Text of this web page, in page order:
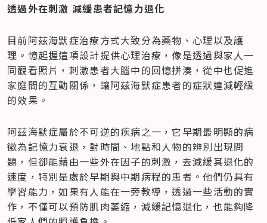
透過外在刺激 減緩患者記憶力退化
目前阿茲海默症治療方式大致分為藥物、心理以及護
理。憶起握這項設計提供心理治療，像是透過與家人一
同觀看照片，刺激患者大腦中的回憶拼湊，從中也促進
家庭間的互動關係，讓阿茲海默症患者的症狀達減輕緩
的效果。
阿茲海默症屬於不可逆的疾病之一，它早期最明顯的病
徵為記憶力衰退，對時間、地點和人物的辨別出現問
題，但卻能藉由一些外在因子的刺激，去減緩其退化的
速度，特別是處於早期與中期病程的患者。他們仍具有
學習能力，如果有人能在一旁教導，透過一些活動的實
作，不僅可以預防肌肉萎縮，減緩記憶退化，也能夠降